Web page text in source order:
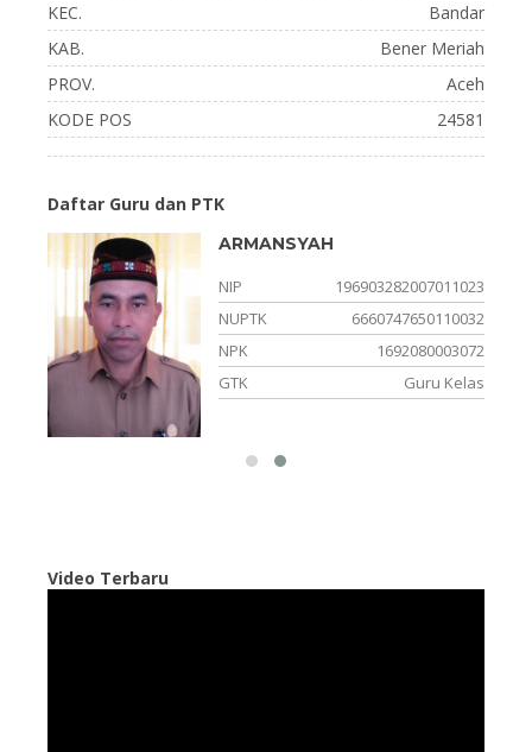
KEC.
Bandar
KAB.
Bener Meriah
PROV.
Aceh
KODE POS
24581
Daftar Guru dan PTK
ARMANSYAH
NIP
196903282007011023
NUPTK
6660747650110032
NPK
1692080003072
GTK
Guru Kelas
Video Terbaru